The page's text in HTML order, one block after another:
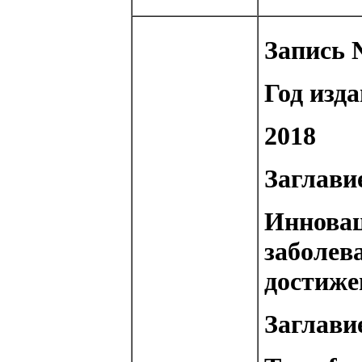
Запись
Год
2018